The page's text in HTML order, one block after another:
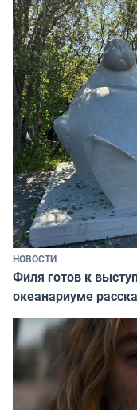
НОВОСТИ
Филя готов к
океанариуме